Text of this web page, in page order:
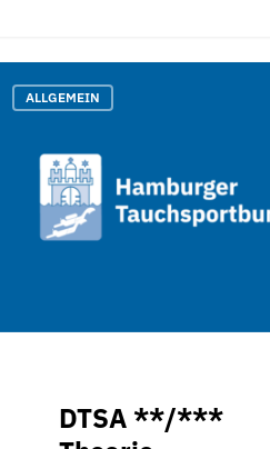
**/***ALLGEMEIN
DTSA **/***